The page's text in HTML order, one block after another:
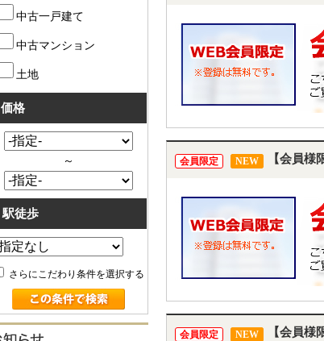
会員限定 NEW 【会員様
会員限定 NEW 【会員様
中古一戸建て
中古マンション
土地
価格
～
駅徒歩
さらにこだわり条件を選択する